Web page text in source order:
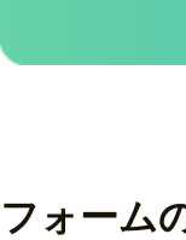
フォーム